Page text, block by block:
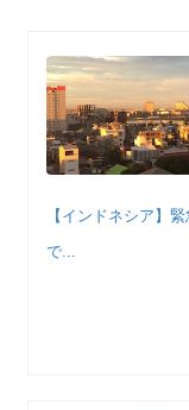
【インドネシア】
で...